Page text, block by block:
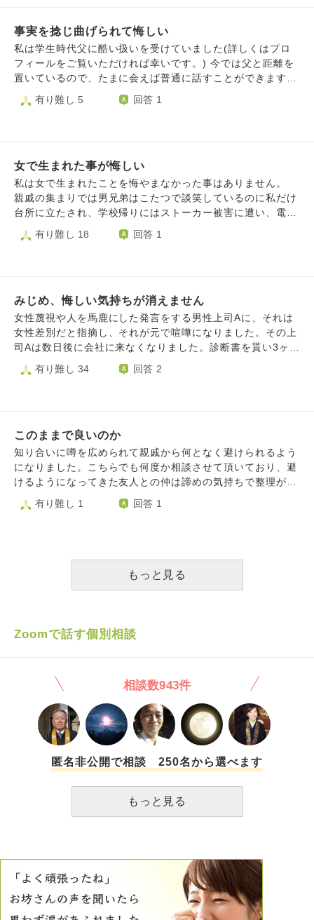
いと決めて心が落ち着きました。正直親不孝です。無駄金出
して今までを棒に振った。でも、もう今の大学に通えない。
肉体的にも何もかも無理だ。どう思いますか？
事実を捻じ曲げられて悔しい
私は学生時代父に酷い扱いを受けていました(詳しくはプロ
フィールをご覧いただければ幸いです。) 今では父と距離を
置いているので、たまに会えば普通に話すことができます。
しかし、父は私にした扱いを忘れているどころか、事実とは
違う思い出話をするのです。 私が知らないと言うと、「忘
に何度も泣いて死にたくなります。 当時はとても辛く、私
もたくさん反抗しました。しかし、父の思い出話ではずっと
仲の良い親子のようなのです。 学生だった私に支離滅裂な
内容の罵倒を浴びせたことを、そのおかげで私が更生したか
りませんでした。本が好きで、性格が暗いからという理由で
ができるようになりました。そんな今の生活を、父親は「自
分の説教のおかげでやっと分かってくれたんだ」と言うので
す。 とても悔しいです。 事実を捻じ曲げてまともな話が通
じない相手とはどのように接すればいいのでしょうか。 悲
有り難し 5 回答 1
女で生まれた事が悔しい
私は女で生まれたことを悔やまなかった事はありません。
親戚の集まりでは男兄弟はこたつで談笑しているのに私だけ
台所に立たされ、学校帰りにはストーカー被害に遭い、電車
ではガラガラなのに男性に隣に座られる。繁華街で道に迷い
立ち止まればナンパにしつこく絡まれる。 母と祖父母には
存在でした。 彼のことはとても愛しています。 でも、彼と
親密になればなるほど私が喉から手が出るほど欲しがっても
手に入らないものを彼が持っていることが悔しくて辛いで
す。 彼と同じ回数筋トレをしても彼のように屈強にはなれ
い。力では絶対に勝てないから支配されるしかない。 出産
座られた経験もナンパで困った経験も無いそうです。 あ
あ、羨ましい。 男も男で大変だと言う人もいるけど、男だ
からと不当に差別されることは少ないし、性犯罪の被害に遇
うことも女より少ないのは羨ましいです。 50、60になって
ても愛する我が子に会えることが羨ましい。 毎月苦しい生
有り難し 18 回答 1
みじめ、悔しい気持ちが消えません
女性蔑視や人を馬鹿にした発言をする男性上司Aに、それは
女性差別だと指摘し、それが元で喧嘩になりました。その上
司Aは数日後に会社に来なくなりました。診断書を貰い3ヶ月
間の休職に入ったのです。 私は上司Aの日頃の女性を馬鹿に
した発言などに強い怒りを感じていました。他にも、私のミ
た。 そのような状況から、ついに上司Aと喧嘩をしてしまい
ました。 上司Aは女性差別に対して開き直ったような発言を
し、私はついにブチ切れてしまい、大声をあげて手に持って
いた毛布を目の前にあったテーブルに叩きつけてしまいまし
対する暴力だと、4、5人の上司に責められました。 私は冷
度も何度も言われ、私はストレスで退職してしまいました。
結局、上司Aは私が去った後3ヶ月間も経たずに復帰し、今ま
けでもモノを投げつけたわけでもないし、何か壊したわけで
もないし、殴ったわけでもない。ただ手に持っていた毛布を
ん。でも「どんな理由でも殺人をしていい理由にはならない
言われ、そこまでのことをしたとはどうしても思えません。
馬鹿正直に毛布を机に叩きつけてしまったことを話してしま
った自分のことも許せずにいます。 退職後、縁あってとあ
る労働組合に相談でき、書記局長から「あなたは何も悪くな
いよ、その上司達がおかしい」と言われましたが、退職して
1年経った後も何度もしつこく責められたことがフラッシュ
バックしてとても苦しくて辛いです。 あと、誰も私の思い
を汲んでくれなかったこともとても悲しかったです。 早く
有り難し 34 回答 2
このままで良いのか
知り合いに噂を広められて親戚から何となく避けられるよう
になりました。こちらでも何度か相談させて頂いており、避
けるようになってきた友人との仲は諦めの気持ちで整理がつ
きましたが、長年世話になってきた親戚からの目が変わった
ことに、やはり悔しさが込み上げてやりきれない気持ちにな
有り難し 1 回答 1
もっと見る
Zoomで話す個別相談
相談数943件
匿名非公開で相談 250名から選べます
もっと見る